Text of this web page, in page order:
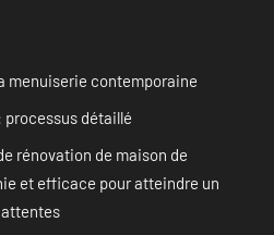
menuiserie contemporaine
processus détaillé
rénovation de maison de
et efficace pour atteindre un
attentes